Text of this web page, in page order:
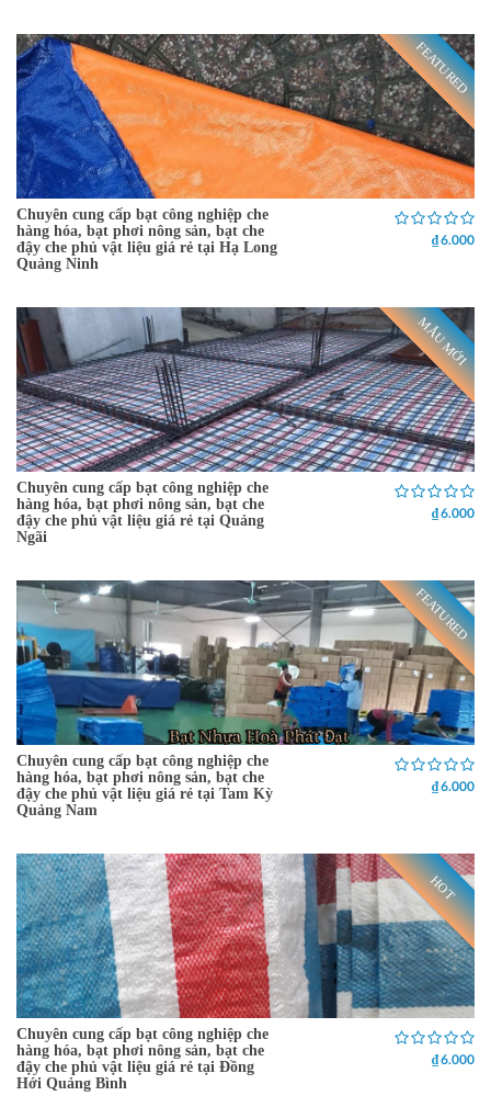
FEATURED
Chuyên cung cấp bạt công nghiệp che
hàng hóa, bạt phơi nông sản, bạt che
đậy che phủ vật liệu giá rẻ tại Hạ Long
Quảng Ninh
₫ 6.000
MẪU MỚI
Chuyên cung cấp bạt công nghiệp che
hàng hóa, bạt phơi nông sản, bạt che
đậy che phủ vật liệu giá rẻ tại Quảng
Ngãi
₫ 6.000
FEATURED
Chuyên cung cấp bạt công nghiệp che
hàng hóa, bạt phơi nông sản, bạt che
đậy che phủ vật liệu giá rẻ tại Tam Kỳ
Quảng Nam
₫ 6.000
HOT
Chuyên cung cấp bạt công nghiệp che
hàng hóa, bạt phơi nông sản, bạt che
đậy che phủ vật liệu giá rẻ tại Đồng
Hới Quảng Bình
₫ 6.000